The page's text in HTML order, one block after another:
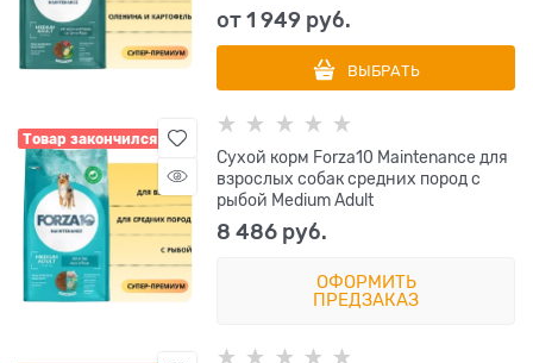
от1 949 руб.
ВЫБРАТЬ
Товар закончился
Сухой корм Forza10 Maintenance для
взрослых собак средних пород с
рыбой Medium Adult
8 486 руб.
ОФОРМИТЬ
ПРЕДЗАКАЗ